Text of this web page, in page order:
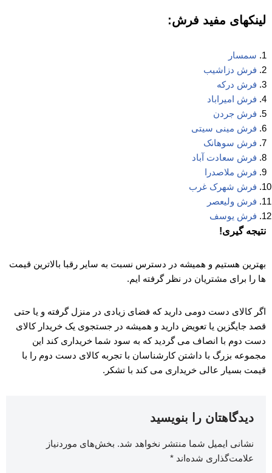
لینکهای مفید فرش:
سمسار
فرش دزاشیب
فرش درکه
فرش امیراباد
فرش جردن
فرش مینی سیتی
فرش سوهانک
فرش سعادت آباد
فرش ملاصدرا
فرش شهرک غرب
فرش ولیعصر
فرش یوسف
نتیجه گیری!
بهترین هستیم و همیشه در دسترس نسبت به سایر رقبا بالاترین قیمت
ها را برای مشتریان در نظر گرفته ایم.
اگر کالای دست دومی دارید که فضای زیادی در منزل گرفته و یا حتی
قصد جایگزین یا تعویض دارید و همیشه در جستجوی یک خریدار کالای
دست دوم با انصاف می گردید که به سود شما خریداری کند این
مجموعه بزرگ با داشتن کارشناسان با تجربه کالای دست دوم را با
قیمت بسیار عالی خریداری می کند با تشکر.
دیدگاهتان را بنویسید
نشانی ایمیل شما منتشر نخواهد شد. بخش‌های موردنیاز
علامت‌گذاری شده‌اند *